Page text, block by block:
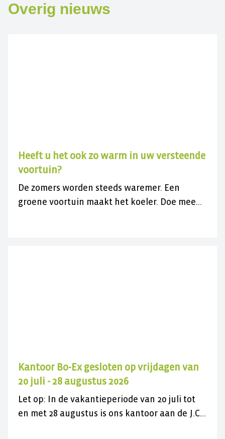
Overig nieuws
Heeft u het ook zo warm in uw versteende
voortuin?
De zomers worden steeds waremer. Een
groene voortuin maakt het koeler. Doe mee
Kantoor Bo-Ex gesloten op vrijdagen van
20 juli - 28 augustus 2026
Let op: In de vakantieperiode van 20 juli tot
en met 28 augustus is ons kantoor aan de J.C.